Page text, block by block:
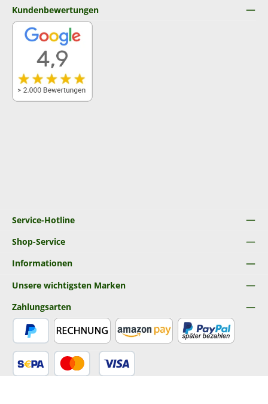
Service-Hotline
Shop-Service
Informationen
Unsere wichtigsten Marken
Kundenbewertungen
Zahlungsarten